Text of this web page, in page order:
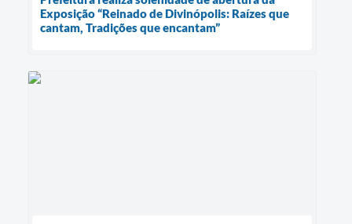
Exposição “Reinado de Divinópolis: Raízes que
cantam, Tradições que encantam”